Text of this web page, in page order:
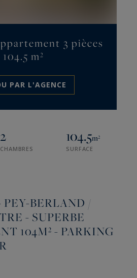
3 pièces
104.5 m²
PAR L'AGENCE
2
CHAMBRES
104.5m²
SURFACE
BERLAND /
- SUPERBE
104M² - PARKING